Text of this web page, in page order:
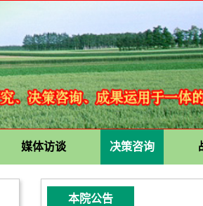
媒体访谈 决策咨询
本院公告